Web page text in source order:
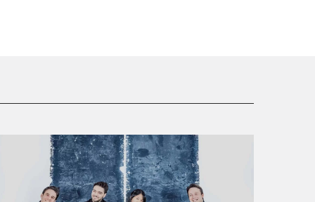
« Un temps pour elles » 2026 dans cinq joyaux
architecturaux du Val d’Oise - Critique sortie Classique /